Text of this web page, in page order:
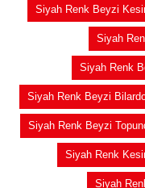
Siyah Renk Beyzi
Siyah
Siyah Renk
Siyah Renk Beyzi
Siyah Renk Beyzi
Siyah Renk
Siyah